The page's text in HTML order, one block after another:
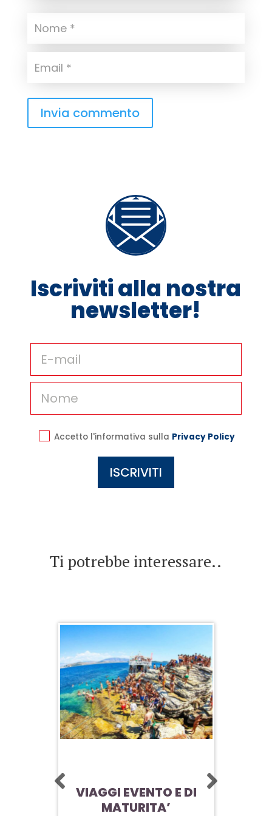
Invia commento
Iscriviti alla nostra
newsletter!
Accetto l'informativa sulla Privacy Policy
Ti potrebbe interessare..
VIAGGI EVENTO E DI
MATURITA’